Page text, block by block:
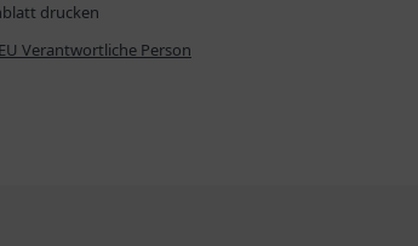
drucken
Verantwortliche Person